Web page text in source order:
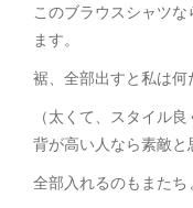
このブラウスシャツ
ます。
裾、全部出すと私は何
（太くて、スタイル
背が高い人なら素敵と
全部入れるのもまたち